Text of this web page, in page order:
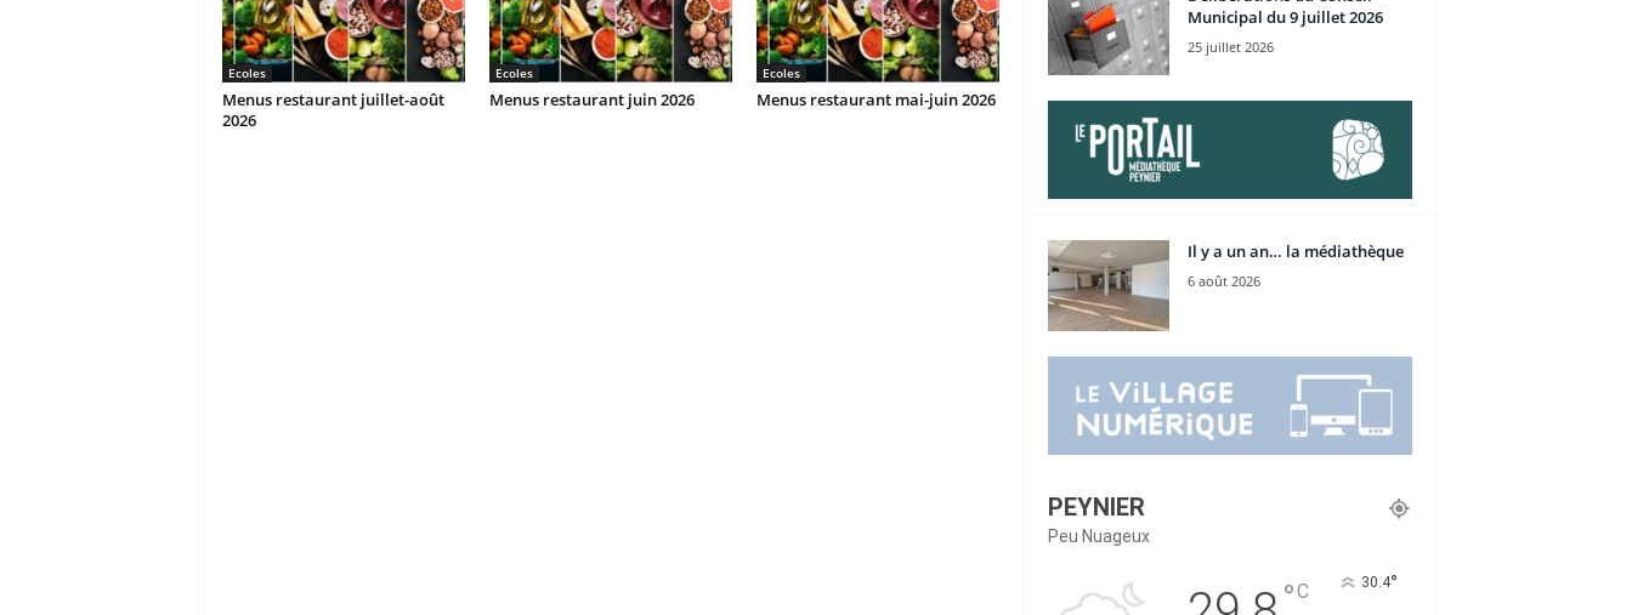
Ecoles
Menus restaurant juillet-août
2026
Ecoles
Menus restaurant juin 2026
Ecoles
Menus restaurant mai-juin 2026
Municipal du 9 juillet 2026
25 juillet 2026
Il y a un an… la médiathèque
6 août 2026
PEYNIER
Peu Nuageux
°C 30.4°